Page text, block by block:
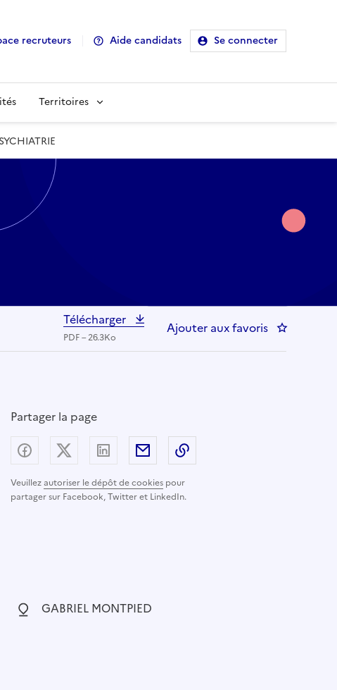
recruteurs Aide candidats Se connecter
Territoires
Télécharger
PDF – 26.3Ko
Ajouter aux favoris :
Partager la page
Veuillezautoriser le dépôt de cookies pour
partager sur Facebook, Twitter et LinkedIn.
Partager sur Facebook
Partager sur X (anciennement Twitter) -
Partager sur LinkedIn
Partager par email
Localisation :
GABRIEL MONTPIED